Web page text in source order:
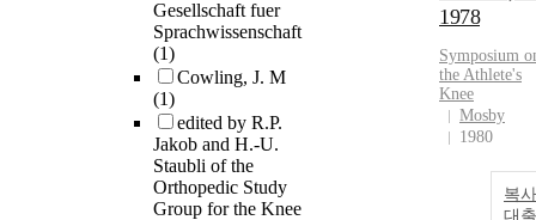
Gesellschaft fuer
Sprachwissenschaft
(1)
Cowling, J. M
(1)
edited by R.P.
Jakob and H.-U.
Staubli of the
Orthopedic Study
Group for the Knee
1978
Symposium
the Athlete's
Knee
Mosby
1980
복
대출